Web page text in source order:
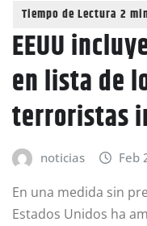
EEUU
en lista de
terroristas
noticias Feb
En una medida sin
Estados Unidos ha